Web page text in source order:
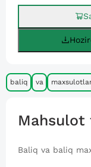
baliq va
Mahsulot
Baliq va baliq